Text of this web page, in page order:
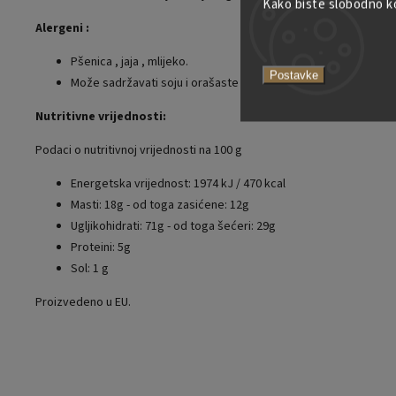
Kako biste slobodno
Postavke
Alergeni :
Pšenica , jaja , mlijeko.
Može sadržavati soju i orašaste plodove.
Nutritivne vrijednosti:
Podaci o nutritivnoj vrijednosti na 100 g
Energetska vrijednost: 1974 kJ / 470 kcal
Masti: 18g - od toga zasićene: 12g
Ugljikohidrati: 71g - od toga šećeri: 29g
Proteini: 5g
Sol: 1 g
Proizvedeno u EU.